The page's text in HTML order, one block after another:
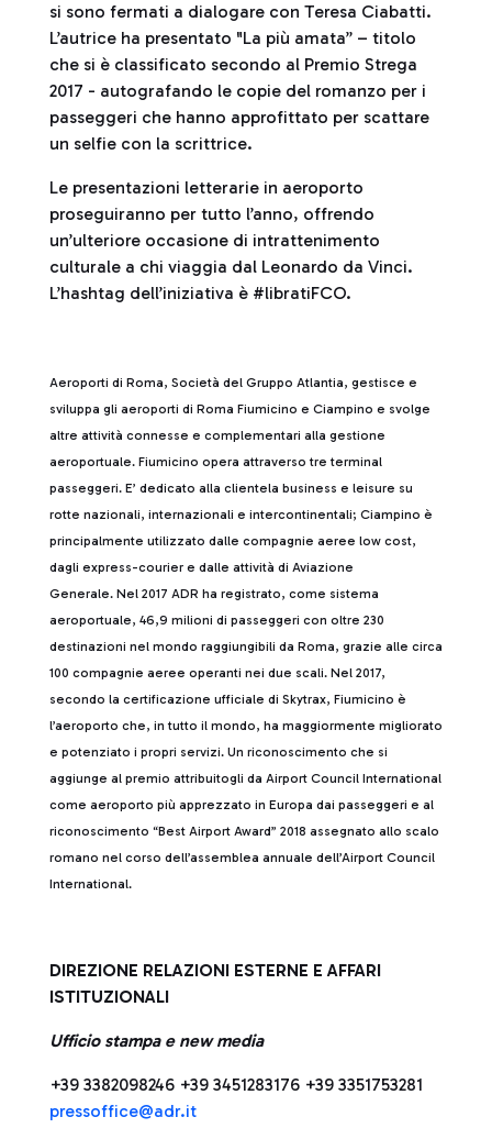
si sono fermati a dialogare con Teresa Ciabatti.
L’autrice ha presentato "La più amata” – titolo
che si è classificato secondo al Premio Strega
2017 - autografando le copie del romanzo per i
passeggeri che hanno approfittato per scattare
un selfie con la scrittrice.
Le presentazioni letterarie in aeroporto
proseguiranno per tutto l’anno, offrendo
un’ulteriore occasione di intrattenimento
culturale a chi viaggia dal Leonardo da Vinci.
L’hashtag dell’iniziativa è #libratiFCO.
Aeroporti di Roma, Società del Gruppo Atlantia, gestisce e
sviluppa gli aeroporti di Roma Fiumicino e Ciampino e svolge
altre attività connesse e complementari alla gestione
aeroportuale. Fiumicino opera attraverso tre terminal
passeggeri. E’ dedicato alla clientela business e leisure su
rotte nazionali, internazionali e intercontinentali; Ciampino è
principalmente utilizzato dalle compagnie aeree low cost,
dagli express-courier e dalle attività di Aviazione
Generale. Nel 2017 ADR ha registrato, come sistema
aeroportuale, 46,9 milioni di passeggeri con oltre 230
destinazioni nel mondo raggiungibili da Roma, grazie alle circa
100 compagnie aeree operanti nei due scali. Nel 2017,
secondo la certificazione ufficiale di Skytrax, Fiumicino è
l’aeroporto che, in tutto il mondo, ha maggiormente migliorato
e potenziato i propri servizi. Un riconoscimento che si
aggiunge al premio attribuitogli da Airport Council International
come aeroporto più apprezzato in Europa dai passeggeri e al
riconoscimento “Best Airport Award” 2018 assegnato allo scalo
romano nel corso dell’assemblea annuale dell’Airport Council
International.
DIREZIONE RELAZIONI ESTERNE E AFFARI
ISTITUZIONALI
Ufficio stampa e new media
+39 3382098246 +39 3451283176 +39 3351753281
pressoffice@adr.it